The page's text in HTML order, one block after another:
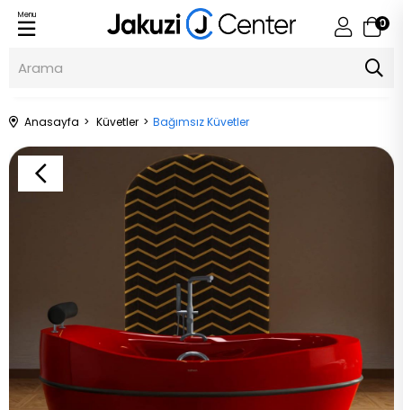
0
Menu
Anasayfa Küvetler Bağımsız Küvetler